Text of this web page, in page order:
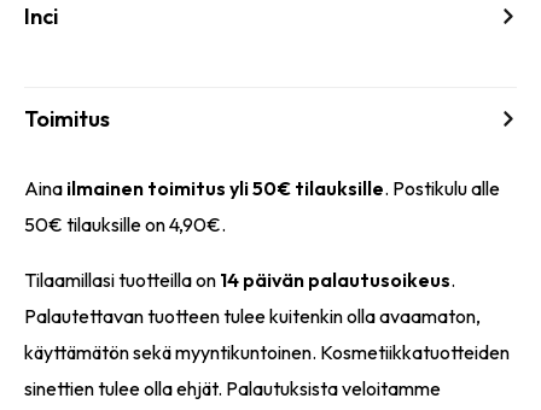
Inci
Toimitus
Aina ilmainen toimitus yli 50€ tilauksille. Postikulu alle
50€ tilauksille on 4,90€.
Tilaamillasi tuotteilla on 14 päivän palautusoikeus.
Palautettavan tuotteen tulee kuitenkin olla avaamaton,
käyttämätön sekä myyntikuntoinen. Kosmetiikkatuotteiden
sinettien tulee olla ehjät. Palautuksista veloitamme